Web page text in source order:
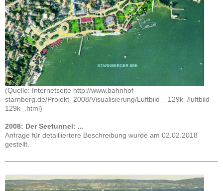
(Quelle: Internetseite http://www.bahnhof-
starnberg.de/Projekt_2008/Visualisierung/Luftbild__129k_/luftbild__
129k_.html)
2008: Der Seetunnel: ...
Anfrage für detailliertere Beschreibung wurde am 02.02.2018
gestellt.